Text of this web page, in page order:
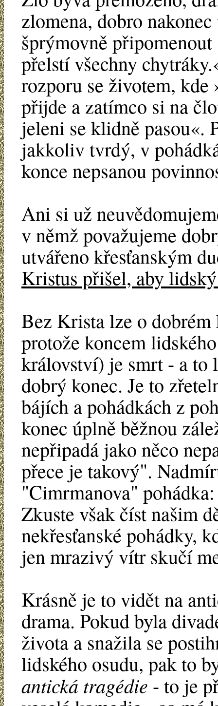
zlomena, dobro
šprýmovně
přelstí všechny
rozporu se životem, kde
přijde a zatímco si na
jeleni se klidně pasou«.
jakkoliv tvrdý, v
konce nepsanou
Ani si už
v němž považujeme
utvářeno křesťanským
Kristus přišel, aby
Bez Krista lze o
protože koncem
království) je smrt - a to
dobrý konec. Je to
bájích a pohádkách z
konec úplně běžnou
nepřipadá jako něco
přece je takový".
"Cimrmanova"
Zkuste však číst našim
nekřesťanské pohádky,
jen mrazivý vítr skučí
Krásně je to vidět na
drama. Pokud byla
života a snažila se
lidského osudu, pak to
antická tragédie - to je